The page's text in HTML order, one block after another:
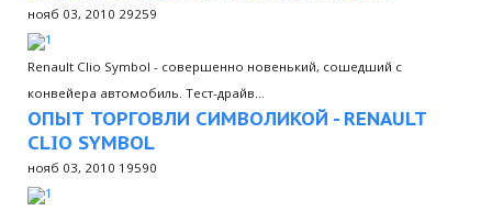
нояб 03, 2010 29259
Renault Clio Symbol - совершенно новенький, сошедший с
конвейера автомобиль. Тест-драйв…
ОПЫТ ТОРГОВЛИ СИМВОЛИКОЙ - RENAULT
CLIO SYMBOL
нояб 03, 2010 19590